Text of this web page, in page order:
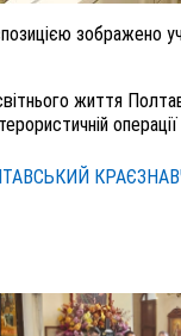
зображено
життя
операції